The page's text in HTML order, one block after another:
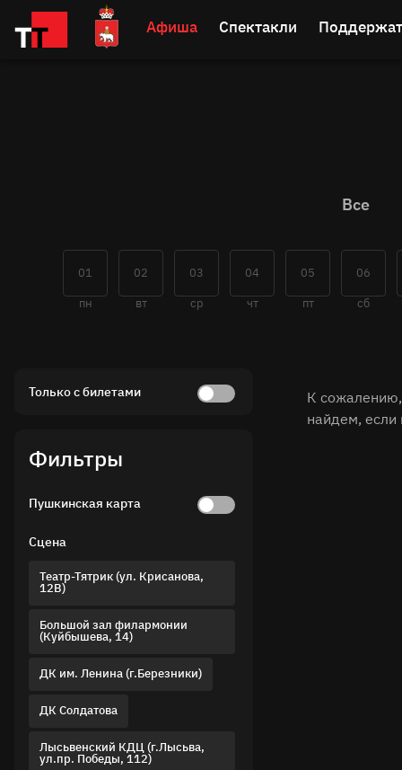
Афиша Спектакли
Все
01
пн
02
вт
03
ср
04
чт
05
пт
06
сб
Только с билетами
Фильтры
Пушкинская карта
Сцена
Театр-Тятрик (ул. Крисанова,
12В)
Большой зал филармонии
(Куйбышева, 14)
ДК им. Ленина (г.Березники)
ДК Солдатова
Лысьвенский КДЦ (г.Лысьва,
ул.пр. Победы, 112)
К сожалению,
найдем, если